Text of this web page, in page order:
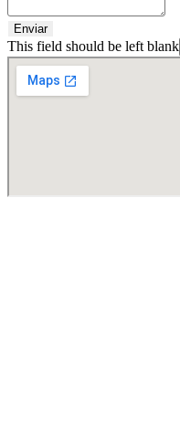
Enviar
This field should be left blank